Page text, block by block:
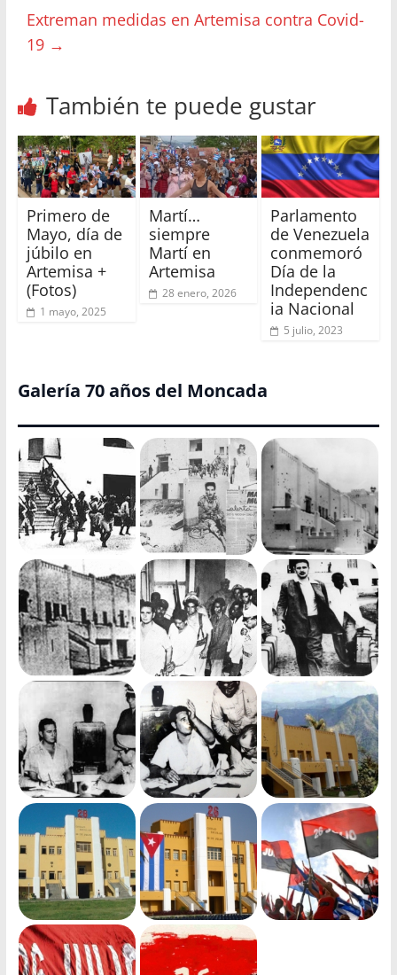
Extreman medidas en Artemisa contra Covid-
19 →
También te puede gustar
Primero de
Mayo, día de
júbilo en
Artemisa +
(Fotos)
1 mayo, 2025
Martí…
siempre
Martí en
Artemisa
28 enero, 2026
Parlamento
de Venezuela
conmemoró
Día de la
Independenc
ia Nacional
5 julio, 2023
Galería 70 años del Moncada